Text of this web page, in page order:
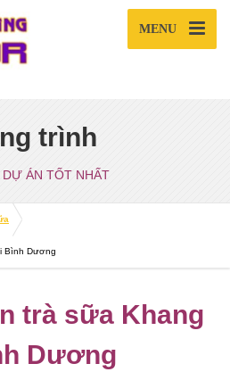
MENU
trình
ÁN TỐT NHẤT
Bình Dương
trà sữa Khang
Dương